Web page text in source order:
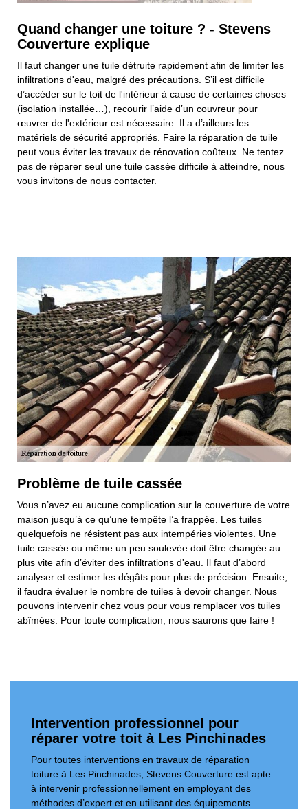
Quand changer une toiture ? - Stevens
Couverture explique
Il faut changer une tuile détruite rapidement afin de limiter les
infiltrations d'eau, malgré des précautions. S’il est difficile
d’accéder sur le toit de l'intérieur à cause de certaines choses
(isolation installée…), recourir l’aide d’un couvreur pour
œuvrer de l'extérieur est nécessaire. Il a d’ailleurs les
matériels de sécurité appropriés. Faire la réparation de tuile
peut vous éviter les travaux de rénovation coûteux. Ne tentez
pas de réparer seul une tuile cassée difficile à atteindre, nous
vous invitons de nous contacter.
Problème de tuile cassée
Vous n’avez eu aucune complication sur la couverture de votre
maison jusqu’à ce qu’une tempête l’a frappée. Les tuiles
quelquefois ne résistent pas aux intempéries violentes. Une
tuile cassée ou même un peu soulevée doit être changée au
plus vite afin d’éviter des infiltrations d'eau. Il faut d’abord
analyser et estimer les dégâts pour plus de précision. Ensuite,
il faudra évaluer le nombre de tuiles à devoir changer. Nous
pouvons intervenir chez vous pour vous remplacer vos tuiles
abîmées. Pour toute complication, nous saurons que faire !
Intervention professionnel pour
réparer votre toit à Les Pinchinades
Pour toutes interventions en travaux de réparation
toiture à Les Pinchinades, Stevens Couverture est apte
à intervenir professionnellement en employant des
méthodes d’expert et en utilisant des équipements